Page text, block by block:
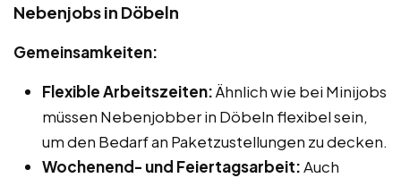
Nebenjobs in Döbeln
Gemeinsamkeiten:
Flexible Arbeitszeiten:Ähnlich wie bei Minijobs
müssen Nebenjobber in Döbeln flexibel sein,
um den Bedarf an Paketzustellungen zu decken.
Wochenend- und Feiertagsarbeit:Auch